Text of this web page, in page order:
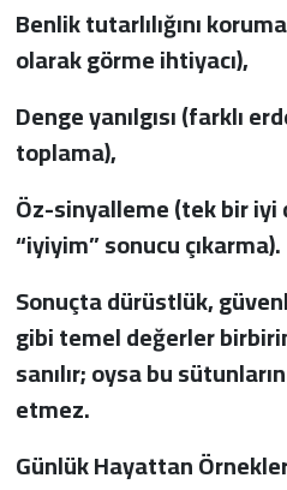
Benlik tutarlılığını
olarak görme ihtiyacı),
Denge yanılgısı (farklı
toplama),
Öz-sinyalleme (tek bir iyi
“iyiyim” sonucu çıkarma).
Sonuçta dürüstlük,
gibi temel değerler
sanılır; oysa bu
etmez.
Günlük Hayattan